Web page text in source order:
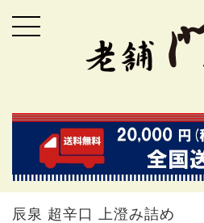
辰泉 超辛口 上澄み詰め